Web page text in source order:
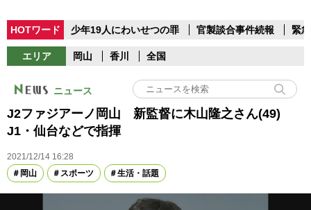
HOTワード 少年19人にわいせつの罪 官製談合事件続報 緊
エリア 岡山 香川 全国
ニュース
J2ファジアーノ岡山 新監督に木山隆之さん(49)
J1・仙台などで指揮
2021/12/14 16:28
岡山
スポーツ 生活・話題